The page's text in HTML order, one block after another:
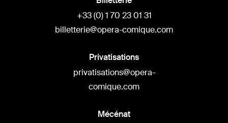
+33 (0) 1 70 23 01 31
billetterie@opera-comique.com
Privatisations
privatisations@opera-
comique.com
Mécénat